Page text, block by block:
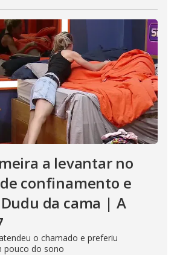
a levantar no
confinamento e
da cama | A
o chamado e preferiu
pouco do sono